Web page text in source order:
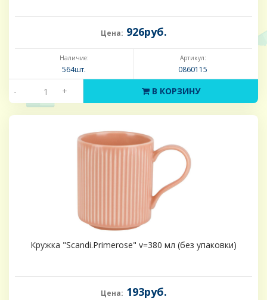
Цена: 926руб.
Наличие:
564шт.
Артикул:
0860115
- + В КОРЗИНУ
Кружка "Scandi.Primerose" v=380 мл (без упаковки)
Цена: 193руб.